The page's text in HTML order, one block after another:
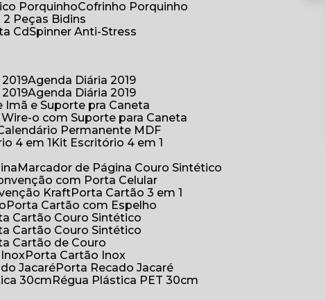
Porquinho
Cofrinho Porquinho
2 Peças Bidins
Cd
Spinner Anti-Stress
2019
Agenda Diária 2019
2019
Agenda Diária 2019
Imã e Suporte pra Caneta
Wire-o com Suporte para Caneta
Calendário Permanente MDF
4 em 1
Kit Escritório 4 em 1
Marcador de Página Couro Sintético
com Porta Celular
Kraft
Porta Cartão 3 em 1
Porta Cartão com Espelho
Cartão Couro Sintético
Cartão Couro Sintético
Cartão de Couro
Inox
Porta Cartão Inox
Jacaré
Porta Recado Jacaré
30cm
Régua Plástica PET 30cm